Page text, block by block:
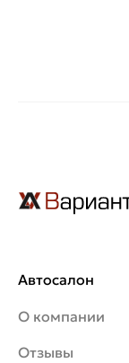
Автосалон
О компании
Отзывы